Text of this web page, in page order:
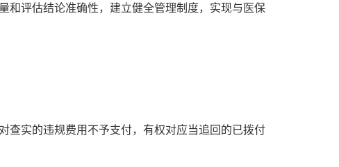
和评估结论准确性，建立健全管理制度，实现与医保
查实的违规费用不予支付，有权对应当追回的已拨付